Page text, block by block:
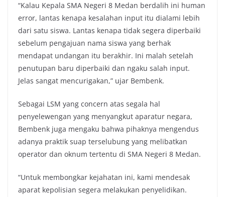
“Kalau Kepala SMA Negeri 8 Medan berdalih ini human
error, lantas kenapa kesalahan input itu dialami lebih
dari satu siswa. Lantas kenapa tidak segera diperbaiki
sebelum pengajuan nama siswa yang berhak
mendapat undangan itu berakhir. Ini malah setelah
penutupan baru diperbaiki dan ngaku salah input.
Jelas sangat mencurigakan,” ujar Bembenk.
Sebagai LSM yang concern atas segala hal
penyelewengan yang menyangkut aparatur negara,
Bembenk juga mengaku bahwa pihaknya mengendus
adanya praktik suap terselubung yang melibatkan
operator dan oknum tertentu di SMA Negeri 8 Medan.
“Untuk membongkar kejahatan ini, kami mendesak
aparat kepolisian segera melakukan penyelidikan.